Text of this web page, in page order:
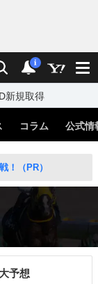
検索 通知
i
新規取得
コラム 公式情
！（PR）
予想